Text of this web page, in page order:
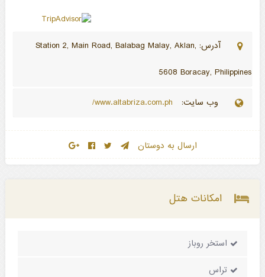
آدرس: Station 2, Main Road, Balabag Malay, Aklan,
5608 Boracay, Philippines
وب سایت:
ارسال به دوستان
امکانات هتل
استخر روباز
تراس